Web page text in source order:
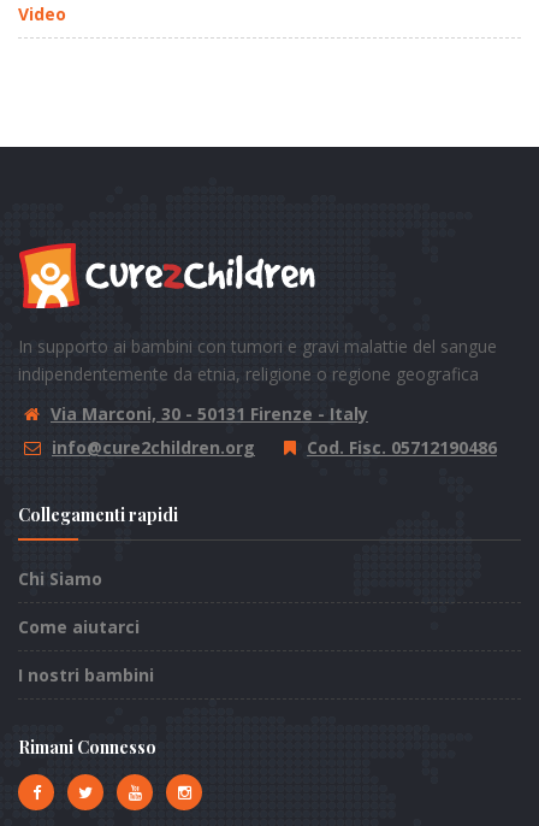
Video
In supporto ai bambini con tumori e gravi malattie del sangue
indipendentemente da etnia, religione o regione geografica
Via Marconi, 30 - 50131 Firenze - Italy
info@cure2children.org
Cod. Fisc. 05712190486
Collegamenti rapidi
Chi Siamo
Come aiutarci
I nostri bambini
Rimani Connesso